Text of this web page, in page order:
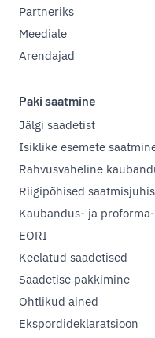
Partneriks
Meediale
Arendajad
Paki saatmine
Jälgi saadetist
Isiklike esemete
Rahvusvaheline
Riigipõhised
Kaubandus- ja
EORI
Keelatud saadetised
Saadetise pakkimine
Ohtlikud ained
Ekspordideklaratsioon